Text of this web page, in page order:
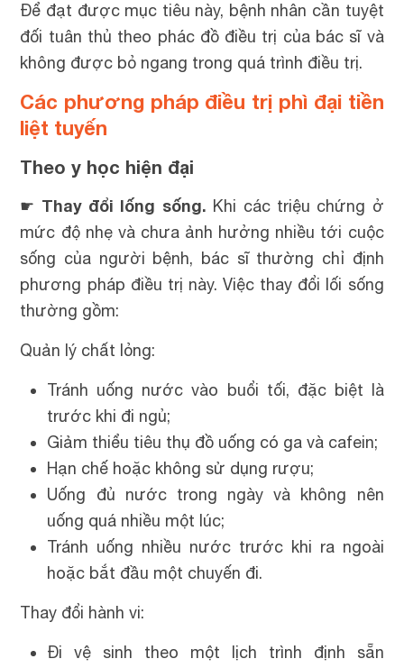
Để đạt được mục tiêu này, bệnh nhân cần tuyệt
đối tuân thủ theo phác đồ điều trị của bác sĩ và
không được bỏ ngang trong quá trình điều trị.
Các phương pháp điều trị phì đại tiền
liệt tuyến
Theo y học hiện đại
☛ Thay đổi lống sống. Khi các triệu chứng ở
mức độ nhẹ và chưa ảnh hưởng nhiều tới cuộc
sống của người bệnh, bác sĩ thường chỉ định
phương pháp điều trị này. Việc thay đổi lối sống
thường gồm:
Quản lý chất lỏng:
Tránh uống nước vào buổi tối, đặc biệt là
trước khi đi ngủ;
Giảm thiểu tiêu thụ đồ uống có ga và cafein;
Hạn chế hoặc không sử dụng rượu;
Uống đủ nước trong ngày và không nên
uống quá nhiều một lúc;
Tránh uống nhiều nước trước khi ra ngoài
hoặc bắt đầu một chuyến đi.
Thay đổi hành vi:
Đi vệ sinh theo một lịch trình định sẵn